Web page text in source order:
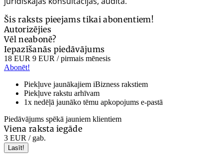
Šis raksts pieejams tikai abonentiem!
Autorizējies
Vēl neabonē?
Iepazīšanās piedāvājums
18 EUR 9 EUR / pirmais mēnesis
Abonēt!
Piekļuve jaunākajiem iBizness rakstiem
Piekļuve rakstu arhīvam
1x nedēļā jaunāko tēmu apkopojums e-pastā
Piedāvājums spēkā jauniem klientiem
Viena raksta iegāde
3 EUR / gab.
Lasīt!